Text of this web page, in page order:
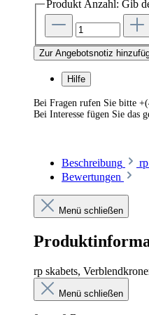
Produkt Anzahl: Gib
Zur Angebotsnotiz
Hilfe
Bei Fragen rufen Sie bitte
Bei Interesse fügen Sie das
Beschreibung
Bewertungen
Menü schließen
rp skabets,
Menü schließen